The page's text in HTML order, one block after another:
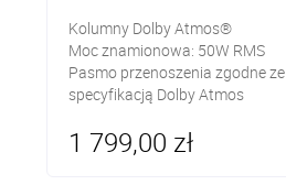
Kolumny Dolby Atmos®
Moc znamionowa: 50W RMS
Pasmo przenoszenia zgodne ze
specyfikacją Dolby Atmos
1 799,00 zł